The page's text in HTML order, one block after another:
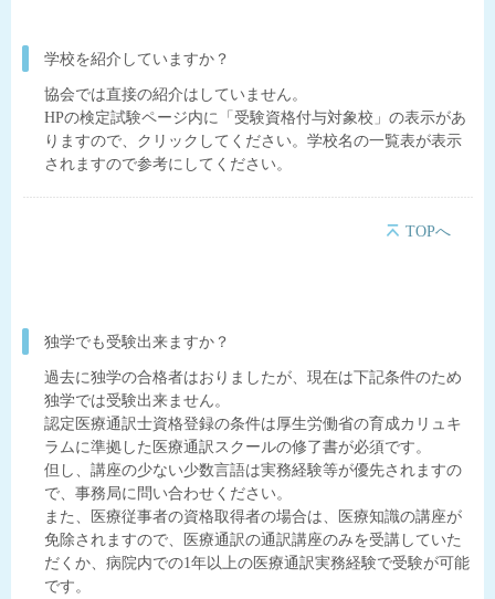
学校を紹介していますか？
協会では直接の紹介はしていません。
HPの検定試験ページ内に「受験資格付与対象校」の表示があ
りますので、クリックしてください。学校名の一覧表が表示
されますので参考にしてください。
TOPへ
独学でも受験出来ますか？
過去に独学の合格者はおりましたが、現在は下記条件のため
独学では受験出来ません。
認定医療通訳士資格登録の条件は厚生労働省の育成カリュキ
ラムに準拠した医療通訳スクールの修了書が必須です。
但し、講座の少ない少数言語は実務経験等が優先されますの
で、事務局に問い合わせください。
また、医療従事者の資格取得者の場合は、医療知識の講座が
免除されますので、医療通訳の通訳講座のみを受講していた
だくか、病院内での1年以上の医療通訳実務経験で受験が可能
です。